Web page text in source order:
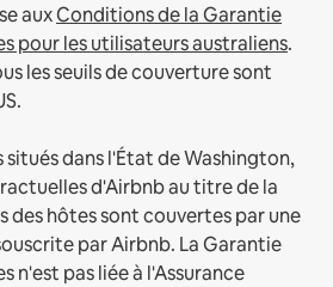
auxConditions de la Garantie
pour les utilisateurs australiens.
les seuils de couverture sont
situés dans l'État de Washington,
d'Airbnb au titre de la
des hôtes sont couvertes par une
par Airbnb. La Garantie
n'est pas liée à l'Assurance